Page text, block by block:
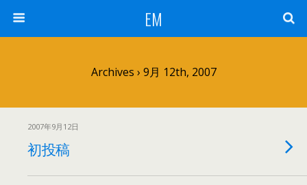
EM
Archives › 9月 12th, 2007
2007年9月12日
初投稿